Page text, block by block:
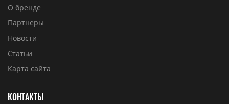
О бренде
Партнеры
Новости
Статьи
Карта сайта
КОНТАКТЫ